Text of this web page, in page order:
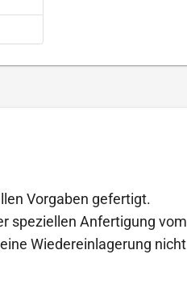
Vorgaben gefertigt.
speziellen Anfertigung vom
Wiedereinlagerung nicht